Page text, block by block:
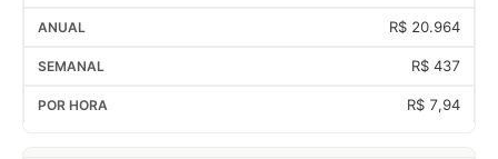
R$ 20.964
R$ 437
R$ 7,94